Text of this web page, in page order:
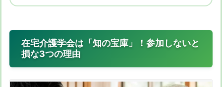
在宅介護学会は「知の宝庫」！参加しないと
損な3つの理由